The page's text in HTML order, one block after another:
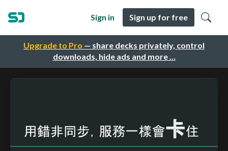
Upgrade to Pro — share decks privately, control
downloads, hide ads and more …
Sign in Sign up for free